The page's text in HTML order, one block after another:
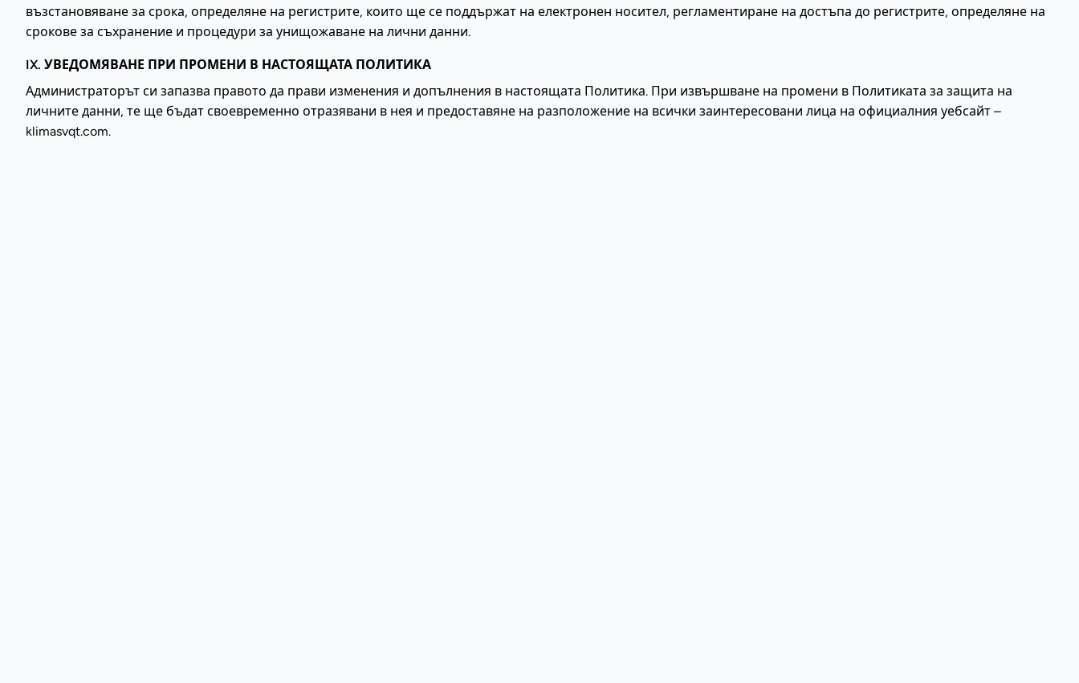
възстановяване за срока, определяне на регистрите, които ще се поддържат на електронен носител, регламентиране на достъпа до регистрите, определяне на
срокове за съхранение и процедури за унищожаване на лични данни.
IX. УВЕДОМЯВАНЕ ПРИ ПРОМЕНИ В НАСТОЯЩАТА ПОЛИТИКА
Администраторът си запазва правото да прави изменения и допълнения в настоящата Политика. При извършване на промени в Политиката за защита на
личните данни, те ще бъдат своевременно отразявани в нея и предоставяне на разположение на всички заинтересовани лица на официалния уебсайт –
klimasvqt.com.